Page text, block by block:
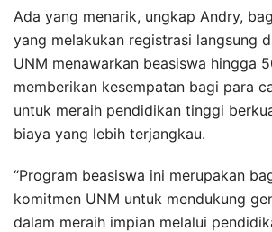
Ada yang menarik, ungkap Andry,
yang melakukan registrasi langsung
UNM menawarkan beasiswa hingga
memberikan kesempatan bagi para
untuk meraih pendidikan tinggi
biaya yang lebih terjangkau.
“Program beasiswa ini merupakan
komitmen UNM untuk mendukung
dalam meraih impian melalui